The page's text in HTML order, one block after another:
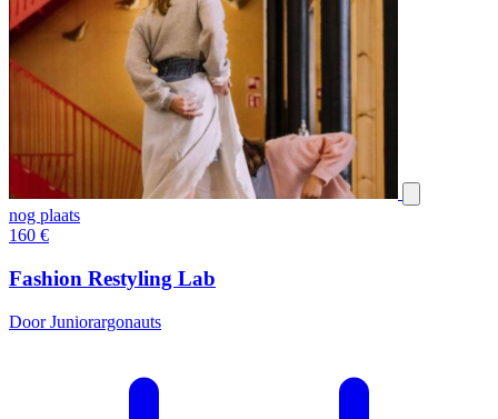
nog plaats
160 €
Fashion Restyling Lab
Door Juniorargonauts